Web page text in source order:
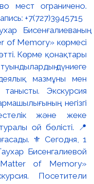
мест ограничено.
+7(727)3945715